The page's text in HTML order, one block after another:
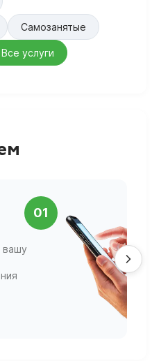
Самозанятые
Все услуги
01
вашу